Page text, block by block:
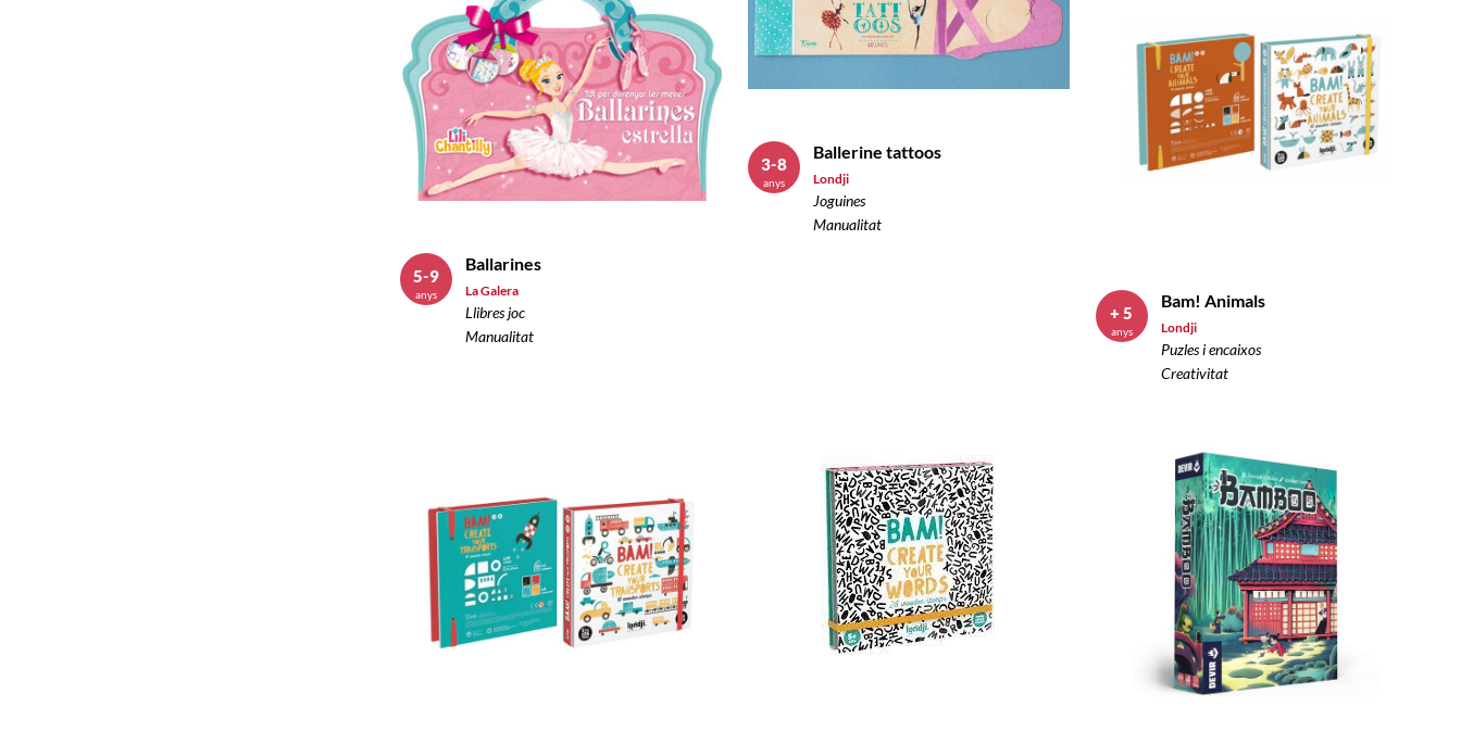
Ballarines
La Galera
Llibres joc
Manualitat
5-9
anys
Ballerine tattoos
Londji
Joguines
Manualitat
3-8
anys
Bam! Animals
Londji
Puzles i encaixos
Creativitat
+ 5
anys